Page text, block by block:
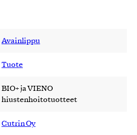
Avainlippu
Tuote
BIO+ ja VIENO
hiustenhoitotuotteet
Cutrin Oy